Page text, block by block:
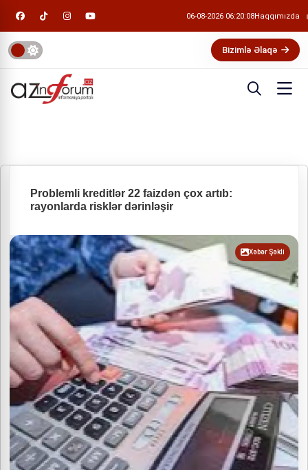
06-08-2026 06:20:09Haqqımızda
Bizimlə Əlaqə
Problemli kreditlər 22 faizdən çox artıb:
rayonlarda risklər dərinləşir
Xəbər Şəkli